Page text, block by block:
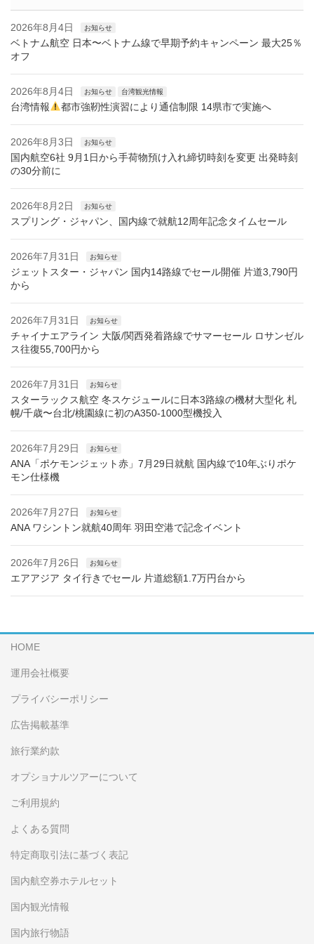
2026年8月4日 お知らせ
ベトナム航空 日本〜ベトナム線で早期予約キャンペーン 最大25％
オフ
2026年8月4日 お知らせ 台湾観光情報
台湾情報 都市強靭性演習により通信制限 14県市で実施へ
2026年8月3日 お知らせ
国内航空6社 9月1日から手荷物預け入れ締切時刻を変更 出発時刻
の30分前に
2026年8月2日 お知らせ
スプリング・ジャパン、国内線で就航12周年記念タイムセール
2026年7月31日 お知らせ
ジェットスター・ジャパン 国内14路線でセール開催 片道3,790円
から
2026年7月31日 お知らせ
チャイナエアライン 大阪/関西発着路線でサマーセール ロサンゼル
ス往復55,700円から
2026年7月31日 お知らせ
スターラックス航空 冬スケジュールに日本3路線の機材大型化 札
幌/千歳〜台北/桃園線に初のA350-1000型機投入
2026年7月29日 お知らせ
ANA「ポケモンジェット赤」7月29日就航 国内線で10年ぶりポケ
モン仕様機
2026年7月27日 お知らせ
ANA ワシントン就航40周年 羽田空港で記念イベント
2026年7月26日 お知らせ
エアアジア タイ行きでセール 片道総額1.7万円台から
HOME
運用会社概要
プライバシーポリシー
広告掲載基準
旅行業約款
オプショナルツアーについて
ご利用規約
よくある質問
特定商取引法に基づく表記
国内航空券ホテルセット
国内観光情報
国内旅行物語